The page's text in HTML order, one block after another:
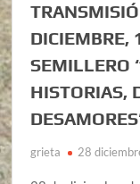
DICIEMBRE,
SEMILLERO
HISTORIAS,
grieta 28